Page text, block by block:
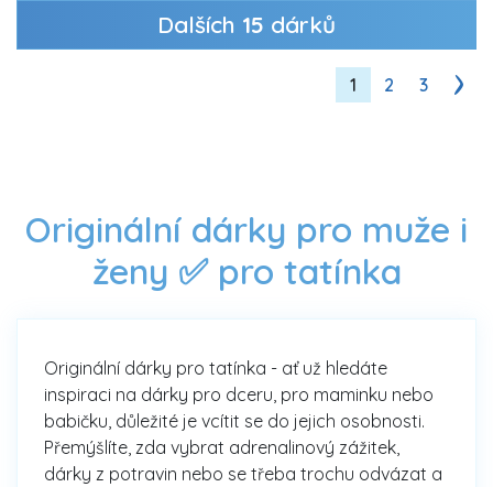
Dalších 15 dárků
1 2 3
Originální dárky pro muže i
ženy ✅ pro tatínka
Originální dárky pro tatínka - ať už hledáte
inspiraci na dárky pro dceru, pro maminku nebo
babičku, důležité je vcítit se do jejich osobnosti.
Přemýšlíte, zda vybrat adrenalinový zážitek,
dárky z potravin nebo se třeba trochu odvázat a